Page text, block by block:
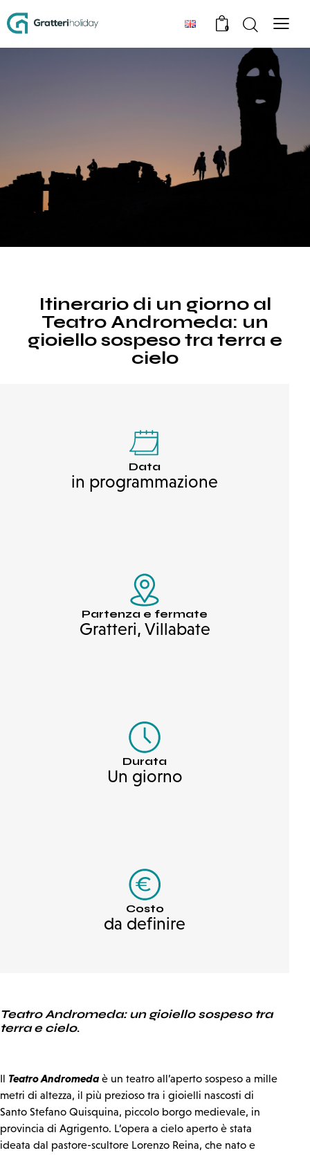
0
Itinerario di un giorno al
Teatro Andromeda: un
gioiello sospeso tra terra e
cielo
Data
in programmazione
Partenza e fermate
Gratteri, Villabate
Durata
Un giorno
Costo
da definire
Teatro Andromeda: un gioiello sospeso tra
terra e cielo.
Il Teatro Andromeda è un teatro all’aperto sospeso a mille
metri di altezza, il più prezioso tra i gioielli nascosti di
Santo Stefano Quisquina, piccolo borgo medievale, in
provincia di Agrigento. L’opera a cielo aperto è stata
ideata dal pastore-scultore Lorenzo Reina, che nato e